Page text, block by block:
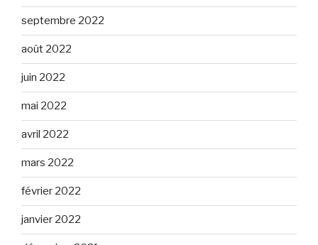
septembre 2022
août 2022
juin 2022
mai 2022
avril 2022
mars 2022
février 2022
janvier 2022